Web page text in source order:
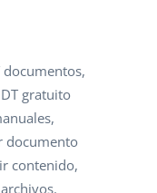
documentos,
gratuito
documento
contenido,